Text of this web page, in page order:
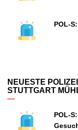
POL-
NEUESTE
STUTTGART
POL-